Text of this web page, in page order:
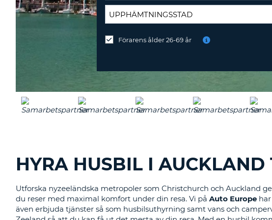
Återlämna
station?
Förarens ålder 26-69 år
HYRA HUSBIL I AUCKLAND
Utforska nyzeeländska metropoler som Christchurch och Auckland
du reser med maximal komfort under din resa. Vi på Auto Europe
även erbjuda tjänster så som husbilsuthyrning samt vans och